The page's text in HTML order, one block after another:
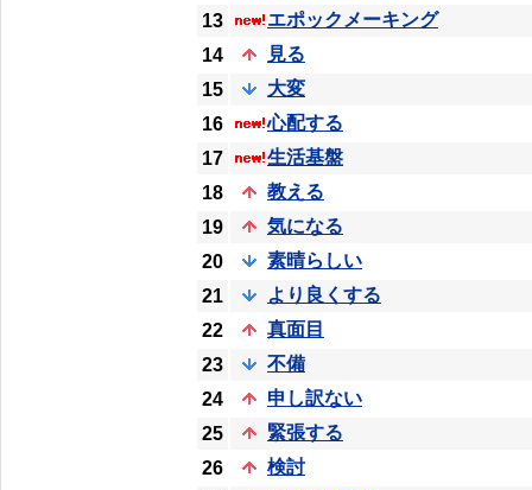
13
エポックメーキング
14
見る
15
大変
16
心配する
17
生活基盤
18
教える
19
気になる
20
素晴らしい
21
より良くする
22
真面目
23
不備
24
申し訳ない
25
緊張する
26
検討